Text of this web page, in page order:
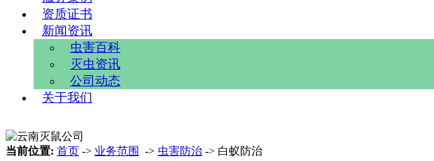
资质证书
新闻资讯
虫害百科
灭虫资讯
公司动态
关于我们
当前位置: 首页 -> 业务范围 -> 虫害防治 -> 白蚁防治